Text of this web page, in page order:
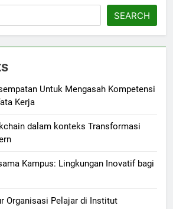
SEARCH
Untuk Mengasah Kompetensi
Kerja
dalam konteks Transformasi
Kampus: Lingkungan Inovatif bagi
Organisasi Pelajar di Institut